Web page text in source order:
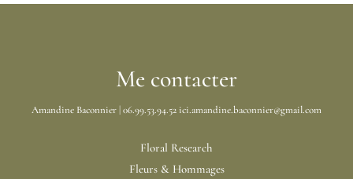
Me contacter
Amandine Baconnier | 06.99.53.94.52 ici.amandine.baconnier@gmail.com
Floral Research
Fleurs & Hommages